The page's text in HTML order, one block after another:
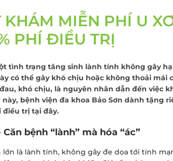
Phẫu thuật Ung thư đại
trực tràng
KHÁM MIỄN PHÍ U
PHÍ ĐIỀU TRỊ
tình trạng tăng sinh lành tính không gây
có thể gây khó chịu hoặc không thoải mái
khó chịu, là nguyên nhân dẫn đến việc
bệnh viện đa khoa Bảo Sơn dành tặng
điều trị tại đây.
bệnh “lành” mà hóa “ác”
lớn là lành tính, không gây đe dọa tới tính